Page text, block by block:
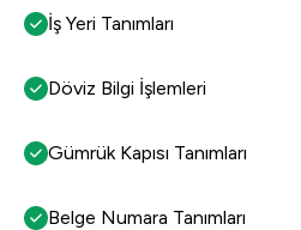
İş Yeri Tanımları
Döviz Bilgi İşlemleri
Gümrük Kapısı Tanımları
Belge Numara Tanımları